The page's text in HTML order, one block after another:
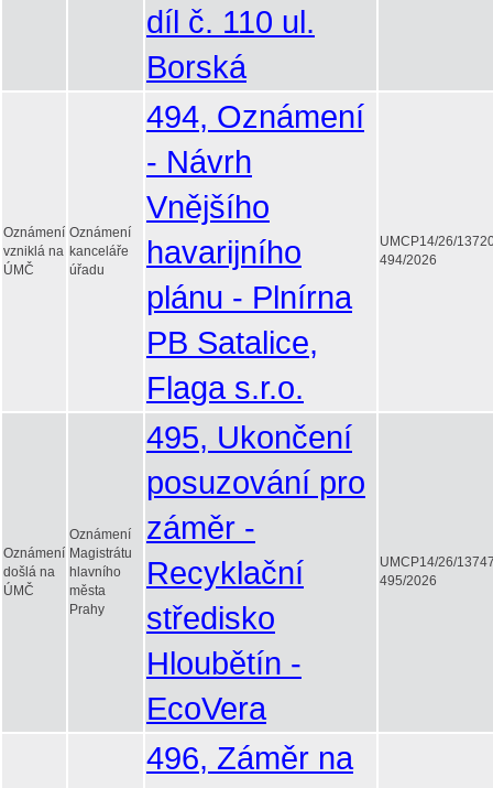
díl č. 110 ul.
Borská
Oznámení
vzniklá na
ÚMČ
Oznámení
kanceláře
úřadu
494, Oznámení
- Návrh
Vnějšího
havarijního
plánu - Plnírna
PB Satalice,
Flaga s.r.o.
UMCP14/26/
494/2026
Oznámení
došlá na
ÚMČ
Oznámení
Magistrátu
hlavního
města
Prahy
495, Ukončení
posuzování pro
záměr -
Recyklační
středisko
Hloubětín -
EcoVera
UMCP14/26/
495/2026
496, Záměr na